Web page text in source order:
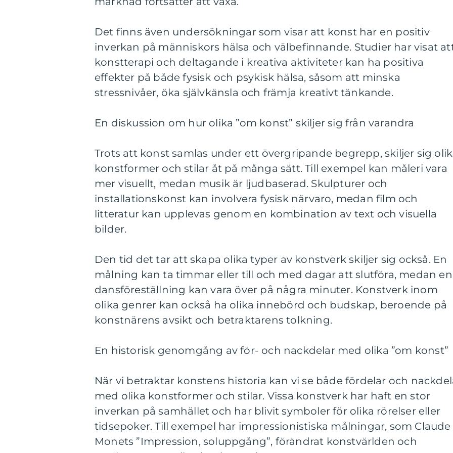
Det finns även undersökningar som visar att konst har en positiv
inverkan på människors hälsa och välbefinnande. Studier har visat
konstterapi och deltagande i kreativa aktiviteter kan ha positiva
effekter på både fysisk och psykisk hälsa, såsom att minska
stressnivåer, öka självkänsla och främja kreativt tänkande.
En diskussion om hur olika ”om konst” skiljer sig från varandra
Trots att konst samlas under ett övergripande begrepp, skiljer sig
konstformer och stilar åt på många sätt. Till exempel kan måleri vara
mer visuellt, medan musik är ljudbaserad. Skulpturer och
installationskonst kan involvera fysisk närvaro, medan film och
litteratur kan upplevas genom en kombination av text och visuella
bilder.
Den tid det tar att skapa olika typer av konstverk skiljer sig också. En
målning kan ta timmar eller till och med dagar att slutföra, medan en
dansföreställning kan vara över på några minuter. Konstverk inom
olika genrer kan också ha olika innebörd och budskap, beroende på
konstnärens avsikt och betraktarens tolkning.
En historisk genomgång av för- och nackdelar med olika ”om konst”
När vi betraktar konstens historia kan vi se både fördelar och
med olika konstformer och stilar. Vissa konstverk har haft en stor
inverkan på samhället och har blivit symboler för olika rörelser eller
tidsepoker. Till exempel har impressionistiska målningar, som Claude
Monets ”Impression, soluppgång”, förändrat konstvärlden och